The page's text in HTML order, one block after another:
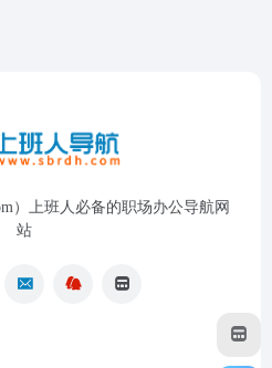
）上班人必备的职场办公导航网
站